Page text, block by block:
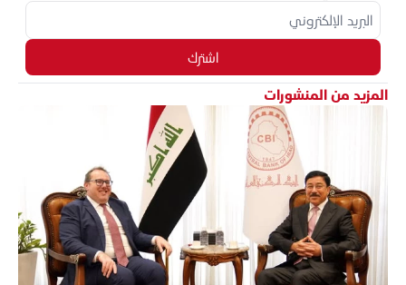
اشترك
المزيد من المنشورات